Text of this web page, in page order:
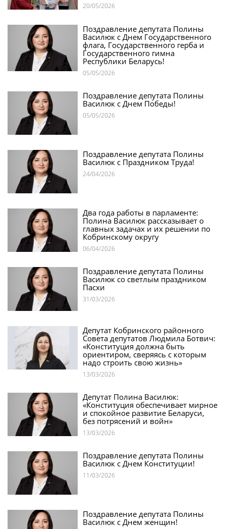
20/05/2026
05/05/2026
Поздравление депутата Полины
Василюк с Днем Государственного
флага, Государственного герба и
Государственного гимна
Республики Беларусь!
05/05/2026
Поздравление депутата Полины
Василюк с Днем Победы!
24/04/2026
Поздравление депутата Полины
Василюк с Праздником Труда!
06/04/2026
Два года работы в парламенте:
Полина Василюк рассказывает о
главных задачах и их решении по
Кобринскому округу
31/03/2026
Поздравление депутата Полины
Василюк со светлым праздником
Пасхи
13/03/2026
Депутат Кобринского районного
Совета депутатов Людмила Ботвич:
«Конституция должна быть
ориентиром, сверяясь с которым
надо строить свою жизнь»
13/03/2026
Депутат Полина Василюк:
«Конституция обеспечивает мирное
и спокойное развитие Беларуси,
без потрясений и войн»
11/03/2026
Поздравление депутата Полины
Василюк с Днем Конституции!
Поздравление депутата Полины
Василюк с Днем женщин!